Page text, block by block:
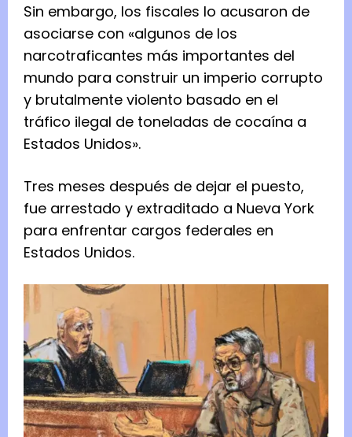
Sin embargo, los fiscales lo acusaron de
asociarse con «algunos de los
narcotraficantes más importantes del
mundo para construir un imperio corrupto
y brutalmente violento basado en el
tráfico ilegal de toneladas de cocaína a
Estados Unidos».
Tres meses después de dejar el puesto,
fue arrestado y extraditado a Nueva York
para enfrentar cargos federales en
Estados Unidos.